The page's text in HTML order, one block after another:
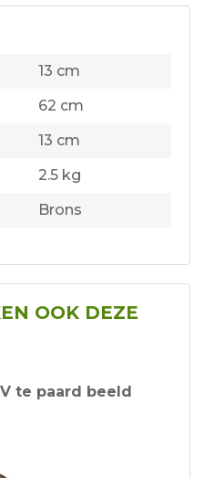
13 cm
62 cm
13 cm
2.5 kg
Brons
OOK DEZE
te paard beeld